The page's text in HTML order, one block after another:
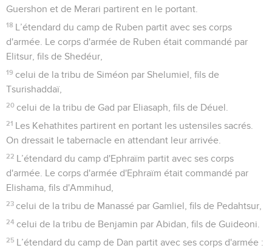
Guershon et de Merari partirent en le portant.
18 L’étendard du camp de Ruben partit avec ses corps
d'armée. Le corps d'armée de Ruben était commandé par
Elitsur, fils de Shedéur,
19 celui de la tribu de Siméon par Shelumiel, fils de
Tsurishaddaï,
20 celui de la tribu de Gad par Eliasaph, fils de Déuel.
21 Les Kehathites partirent en portant les ustensiles sacrés.
On dressait le tabernacle en attendant leur arrivée.
22 L’étendard du camp d'Ephraïm partit avec ses corps
d'armée. Le corps d'armée d'Ephraïm était commandé par
Elishama, fils d'Ammihud,
23 celui de la tribu de Manassé par Gamliel, fils de Pedahtsur,
24 celui de la tribu de Benjamin par Abidan, fils de Guideoni.
25 L’étendard du camp de Dan partit avec ses corps d'armée :